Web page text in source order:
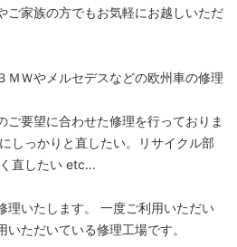
ご家族の方でもお気軽にお越しいただ
ＭＷやメルセデスなどの欧州車の修理
ご要望に合わせた修理を行っておりま
しっかりと直したい。リサイクル部
直したい etc...
理いたします。 一度ご利用いただい
ただいている修理工場です。